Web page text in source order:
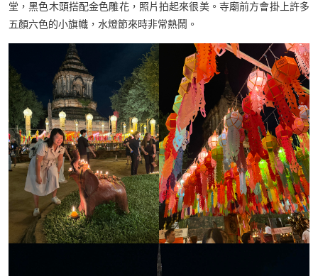
堂，黑色木頭搭配金色雕花，照片拍起來很美。寺廟前方會掛上許多
五顏六色的小旗幟，水燈節來時非常熱鬧。